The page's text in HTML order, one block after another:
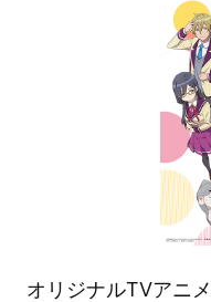
オリジナルTVアニ